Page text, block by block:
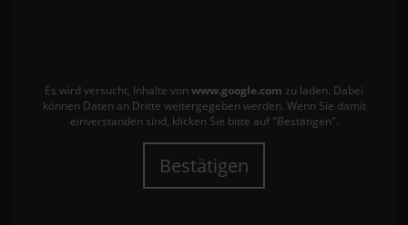
Es wird versucht, Inhalte von www.google.com zu laden. Dabei
können Daten an Dritte weitergegeben werden. Wenn Sie damit
einverstanden sind, klicken Sie bitte auf "Bestätigen".
Bestätigen